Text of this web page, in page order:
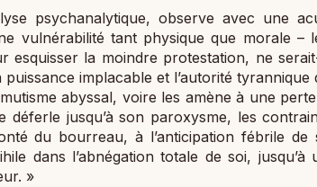
psychanalytique, observe avec une
vulnérabilité tant physique que morale –
la moindre protestation, ne
implacable et l’autorité tyrannique
abyssal, voire les amène à une
déferle jusqu’à son paroxysme, les
du bourreau, à l’anticipation fébrile de
dans l’abnégation totale de soi, jusqu’à
»